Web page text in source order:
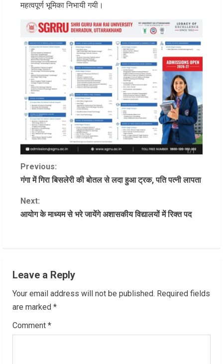
महत्वपूर्ण भूमिका निभायी गयी।
C
n
n
u
e
R
Previous:
गंगा में गिरा बिसलेरी की बोतल से लदा हुआ ट्रक, पति पत्नी लापता
Next:
आयोग के माध्यम से भरे जायेंगे अशासकीय विद्यालयों में रिक्त पद
Leave a Reply
Your email address will not be published. Required fields
are marked *
Comment *